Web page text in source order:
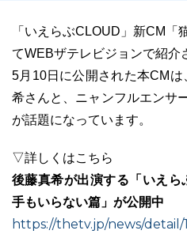
「いえらぶCLOUD」新CM「
てWEBザテレビジョンで紹介
5月10日に公開された本CM
希さんと、ニャンフルエンサ
が話題になっています。
▽詳しくはこちら
後藤真希が出演する「いえ
手もいらない篇」が公開中
https://thetv.jp/news/detail/